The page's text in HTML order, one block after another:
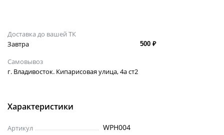
Доставка до вашей ТК
Завтра
500 ₽
Самовывоз
г. Владивосток. Кипарисовая улица, 4а ст2
Характеристики
Артикул WPH004